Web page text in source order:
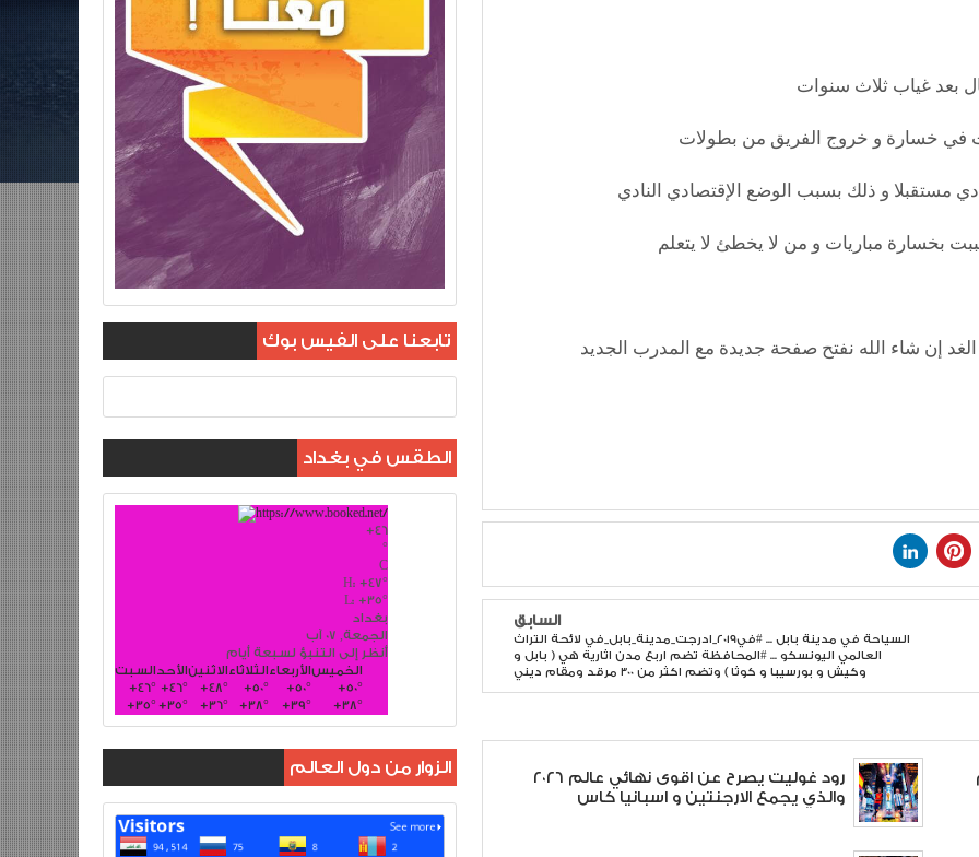
إن شاء الله نفتح صفحة جديدة مع المدرب الجديد
السابق
السياحة في مدينة بابل ... #في2019_ادرجت_مدينة_بابل_في لائحة التراث
العالمي اليونسكو ... #المحافظة تضم اربع مدن اثارية هي ( بابل و
وكيش و بورسيبا و كوثا ) وتضم اكثر من 300 مرقد ومقام ديني
رود غوليت يصرح عن اقوى نهائي عالم ٢٠٢٦
والذي يجمع الارجنتين و اسبانيا كاس
تابعنا على الفيس بوك
الطقس في بغداد
+46
°
C
H: +47°
L: +35°
بغداد
الجمعة, 07 آب
أنظر إلى التنبؤ لسبعة أيام
السبتالأحدالاثنينالثلاثاءالأربعاءالخميس
+46° +46° +48° +50° +50° +50°
+35°+35° +36° +38° +39° +38°
الزوار من دول العالم